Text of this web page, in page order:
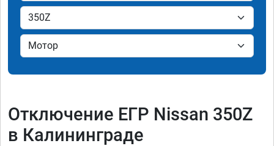
Отключение ЕГР Nissan 350Z
в Калининграде